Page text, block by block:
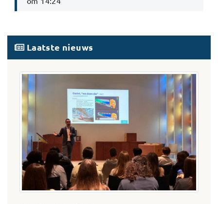
Laatste nieuws